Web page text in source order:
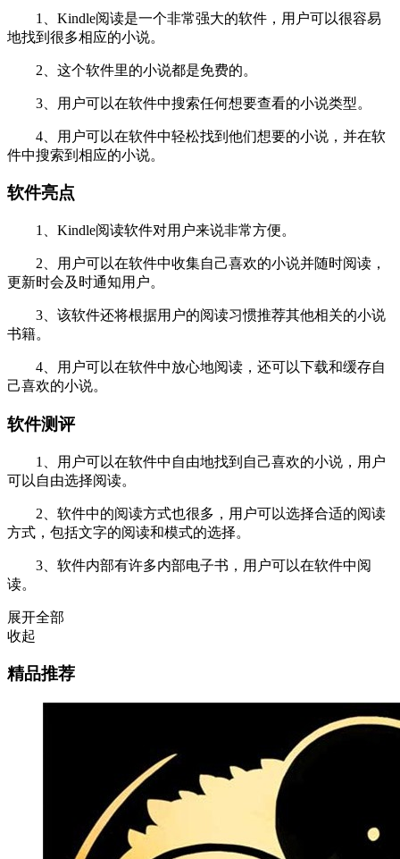
1、Kindle阅读是一个非常强大的软件，用户可以很容易
地找到很多相应的小说。
2、这个软件里的小说都是免费的。
3、用户可以在软件中搜索任何想要查看的小说类型。
4、用户可以在软件中轻松找到他们想要的小说，并在软
件中搜索到相应的小说。
软件亮点
1、Kindle阅读软件对用户来说非常方便。
2、用户可以在软件中收集自己喜欢的小说并随时阅读，
更新时会及时通知用户。
3、该软件还将根据用户的阅读习惯推荐其他相关的小说
书籍。
4、用户可以在软件中放心地阅读，还可以下载和缓存自
己喜欢的小说。
软件测评
1、用户可以在软件中自由地找到自己喜欢的小说，用户
可以自由选择阅读。
2、软件中的阅读方式也很多，用户可以选择合适的阅读
方式，包括文字的阅读和模式的选择。
3、软件内部有许多内部电子书，用户可以在软件中阅
读。
展开全部
收起
精品推荐